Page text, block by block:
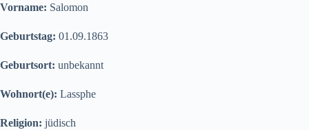
Vorname: Salomon
Geburtstag: 01.09.1863
Geburtsort: unbekannt
Wohnort(e): Lassphe
Religion: jüdisch